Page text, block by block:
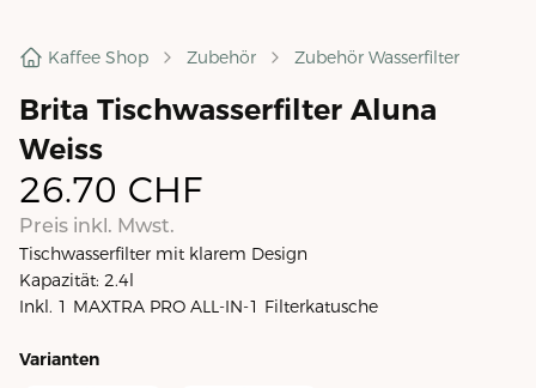
Kaffee Shop Zubehör Zubehör Wasserfilter
Brita Tischwasserfilter Aluna
Weiss
26.70 CHF
Preis inkl. Mwst.
Tischwasserfilter mit klarem Design
Kapazität: 2.4l
Inkl. 1 MAXTRA PRO ALL-IN-1 Filterkatusche
Varianten